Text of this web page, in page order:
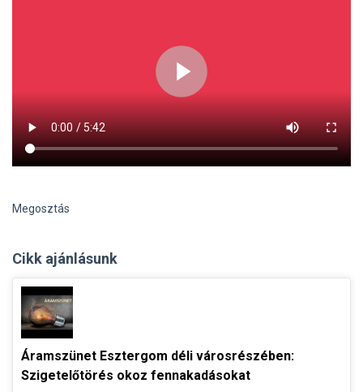
Megosztás
Cikk ajánlásunk
Áramszünet Esztergom déli városrészében:
Szigetelőtörés okoz fennakadásokat